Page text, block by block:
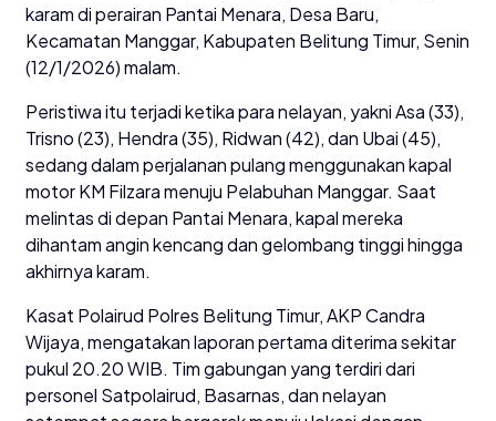
karam di perairan Pantai Menara, Desa Baru,
Kecamatan Manggar, Kabupaten Belitung Timur, Senin
(12/1/2026) malam.
Peristiwa itu terjadi ketika para nelayan, yakni Asa (33),
Trisno (23), Hendra (35), Ridwan (42), dan Ubai (45),
sedang dalam perjalanan pulang menggunakan kapal
motor KM Filzara menuju Pelabuhan Manggar. Saat
melintas di depan Pantai Menara, kapal mereka
dihantam angin kencang dan gelombang tinggi hingga
akhirnya karam.
Kasat Polairud Polres Belitung Timur, AKP Candra
Wijaya, mengatakan laporan pertama diterima sekitar
pukul 20.20 WIB. Tim gabungan yang terdiri dari
personel Satpolairud, Basarnas, dan nelayan